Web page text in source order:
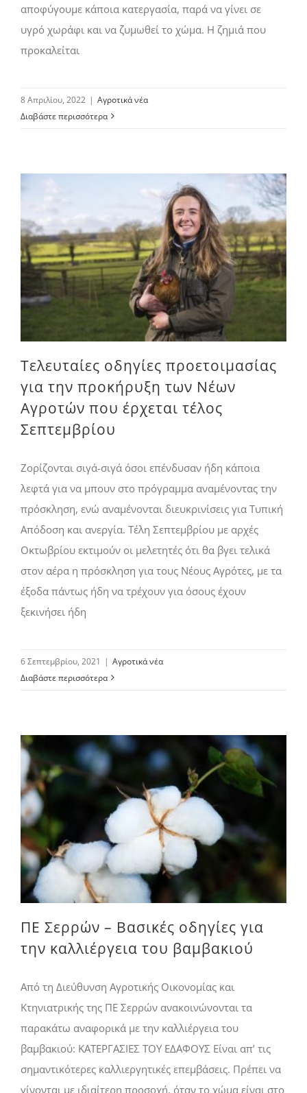
αποφύγουμε κάποια κατεργασία, παρά να γίνει σε
υγρό χωράφι και να ζυμωθεί το χώμα. Η ζημιά που
προκαλείται
8 Απριλίου, 2022 | Αγροτικά νέα
Διαβάστε περισσότερα
Τελευταίες οδηγίες προετοιμασίας
για την προκήρυξη των Νέων
Αγροτών που έρχεται τέλος
Σεπτεμβρίου
Ζορίζονται σιγά-σιγά όσοι επένδυσαν ήδη κάποια
λεφτά για να μπουν στο πρόγραμμα αναμένοντας την
πρόσκληση, ενώ αναμένονται διευκρινίσεις για Τυπική
Απόδοση και ανεργία. Τέλη Σεπτεµβρίου µε αρχές
Οκτωβρίου εκτιµούν οι µελετητές ότι θα βγει τελικά
στον αέρα η πρόσκληση για τους Νέους Αγρότες, µε τα
έξοδα πάντως ήδη να τρέχουν για όσους έχουν
ξεκινήσει ήδη
6 Σεπτεμβρίου, 2021 | Αγροτικά νέα
Διαβάστε περισσότερα
ΠΕ Σερρών – Βασικές οδηγίες για
την καλλιέργεια του βαμβακιού
Από τη Διεύθυνση Αγροτικής Οικονομίας και
Κτηνιατρικής της ΠΕ Σερρών ανακοινώνονται τα
παρακάτω αναφορικά με την καλλιέργεια του
βαμβακιού: ΚΑΤΕΡΓΑΣΙΕΣ ΤΟΥ ΕΔΑΦΟΥΣ Είναι απ’ τις
σημαντικότερες καλλιεργητικές επεμβάσεις. Πρέπει να
γίνονται με ιδιαίτερη προσοχή, όταν το χώμα είναι στο